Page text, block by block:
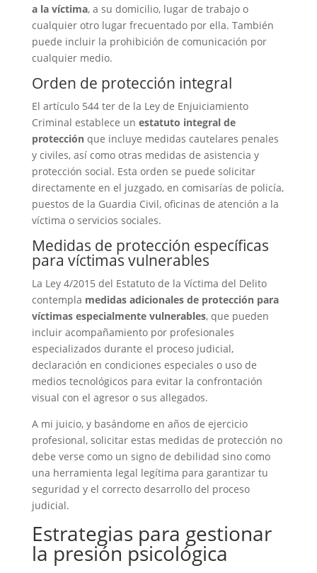
a la víctima, a su domicilio, lugar de trabajo o
cualquier otro lugar frecuentado por ella. También
puede incluir la prohibición de comunicación por
cualquier medio.
Orden de protección integral
El artículo 544 ter de la Ley de Enjuiciamiento
Criminal establece un estatuto integral de
protecciónque incluye medidas cautelares penales
y civiles, así como otras medidas de asistencia y
protección social. Esta orden se puede solicitar
directamente en el juzgado, en comisarías de policía,
puestos de la Guardia Civil, oficinas de atención a la
víctima o servicios sociales.
Medidas de protección específicas
para víctimas vulnerables
La Ley 4/2015 del Estatuto de la Víctima del Delito
contempla medidas adicionales de protección para
víctimas especialmente vulnerables, que pueden
incluir acompañamiento por profesionales
especializados durante el proceso judicial,
declaración en condiciones especiales o uso de
medios tecnológicos para evitar la confrontación
visual con el agresor o sus allegados.
A mi juicio, y basándome en años de ejercicio
profesional, solicitar estas medidas de protección no
debe verse como un signo de debilidad sino como
una herramienta legal legítima para garantizar tu
seguridad y el correcto desarrollo del proceso
judicial.
Estrategias para gestionar
la presión psicológica